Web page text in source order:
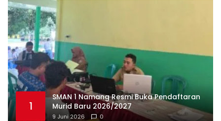
1
SMAN 1 Namang Resmi Buka Pendaftaran
Murid Baru 2026/2027
9 Juni 2026 0